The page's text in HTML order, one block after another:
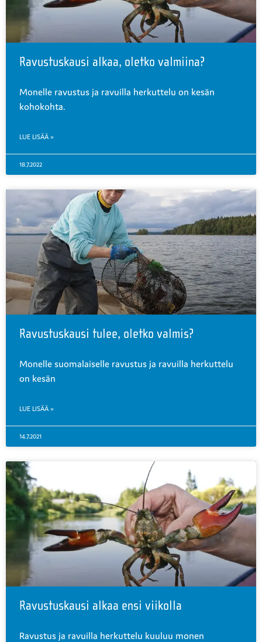
Ravustuskausi alkaa, oletko valmiina?
Monelle ravustus ja ravuilla herkuttelu on kesän
kohokohta.
LUE LISÄÄ »
18.7.2022
Ravustuskausi tulee, oletko valmis?
Monelle suomalaiselle ravustus ja ravuilla herkuttelu
on kesän
LUE LISÄÄ »
14.7.2021
Ravustuskausi alkaa ensi viikolla
Ravustus ja ravuilla herkuttelu kuuluu monen